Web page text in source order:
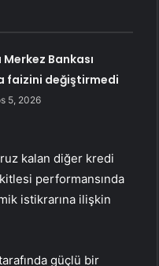
Bankası
faizini değiştirmedi
5, 2026
kalan diğer kredi
performansında
istikrarına ilişkin
güçlü bir